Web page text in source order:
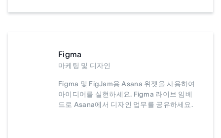
Figma
마케팅 및 디자인
Figma 및 FigJam용 Asana 위젯을 사용하여
아이디어를 실현하세요. Figma 라이브 임베
드로 Asana에서 디자인 업무를 공유하세요.